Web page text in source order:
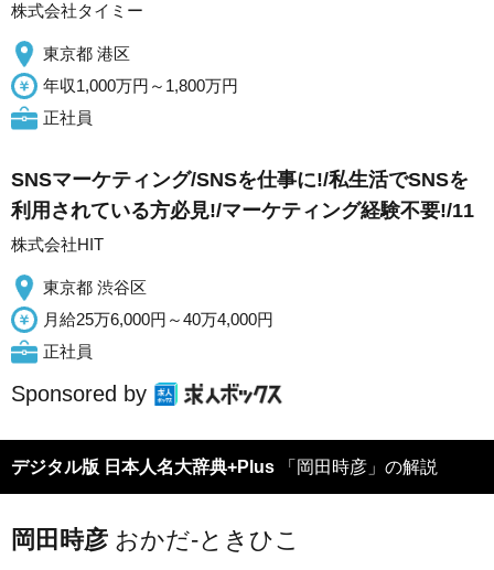
株式会社タイミー
東京都 港区
年収1,000万円～1,800万円
正社員
SNSマーケティング/SNSを仕事に!/私生活でSNSを
利用されている方必見!/マーケティング経験不要!/11
株式会社HIT
東京都 渋谷区
月給25万6,000円～40万4,000円
正社員
Sponsored by
デジタル版 日本人名大辞典+Plus 「岡田時彦」の解説
岡田時彦 おかだ-ときひこ